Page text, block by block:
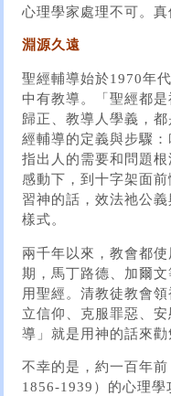
心理學家處理不可。真
淵源久遠
聖經輔導始於1970年
中有教導。「聖經都
歸正、教導人學義，
經輔導的定義與步驟
指出人的需要和問題
感動下，到十字架面
習神的話，效法祂公
樣式。
兩千年以來，教會都
期，馬丁路德、加爾
用聖經。清教徒教會
立信仰、克服罪惡、
導」就是用神的話來勸
不幸的是，約一百年
1856-1939）的心理學